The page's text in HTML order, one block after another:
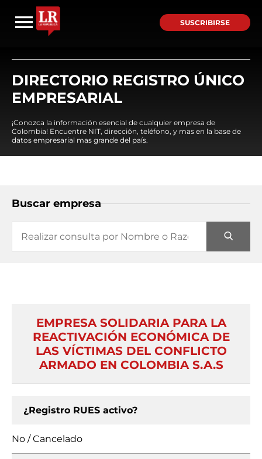
SUSCRIBIRSE
DIRECTORIO REGISTRO ÚNICO
EMPRESARIAL
¡Conozca la información esencial de cualquier empresa de
Colombia! Encuentre NIT, dirección, teléfono, y mas en la base de
datos empresarial mas grande del país.
Buscar empresa
EMPRESA SOLIDARIA PARA LA
REACTIVACIÓN ECONÓMICA DE
LAS VÍCTIMAS DEL CONFLICTO
ARMADO EN COLOMBIA S.A.S
¿Registro RUES activo?
No / Cancelado